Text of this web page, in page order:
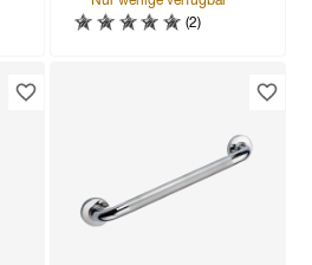
(2)